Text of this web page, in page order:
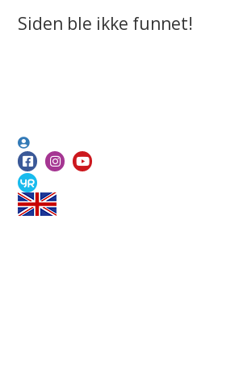
Siden ble ikke funnet!